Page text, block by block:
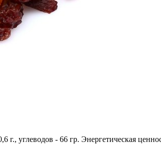
углеводов - 66 гр. Энергетическая